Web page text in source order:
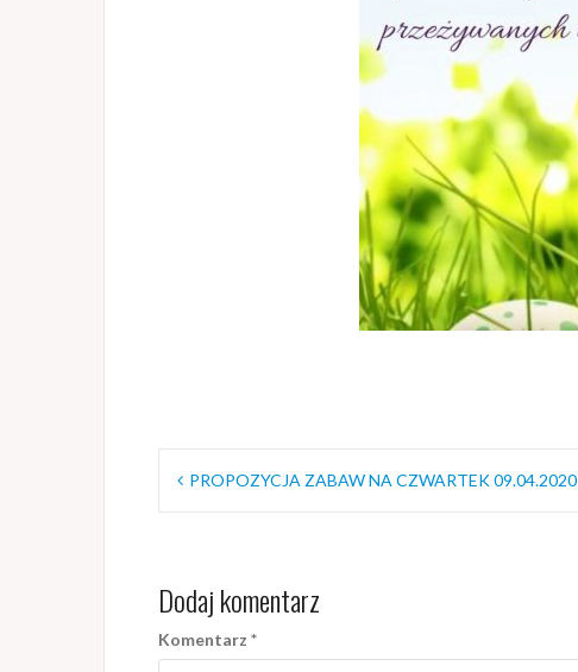
Nawigacja
PROPOZYCJA ZABAW NA CZWARTEK 09.04.2020
Dodaj komentarz
Komentarz *